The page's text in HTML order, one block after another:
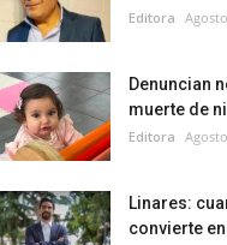
Editora
Denuncian
muerte de
Editora
Linares:
convierte